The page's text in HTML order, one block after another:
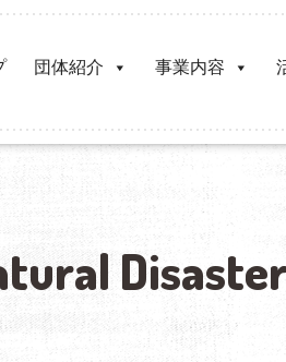
団体紹介 事業内容